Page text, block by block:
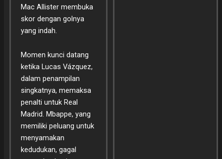
Mac Allister membuka
skor dengan golnya
yang indah.
Momen kunci datang
ketika Lucas Vázquez,
dalam penampilan
singkatnya, memaksa
penalti untuk Real
Madrid. Mbappe, yang
memiliki peluang untuk
menyamakan
kedudukan, gagal